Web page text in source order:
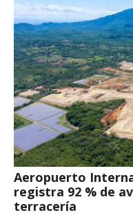
Aeropuerto
registra 92 % de
terracería